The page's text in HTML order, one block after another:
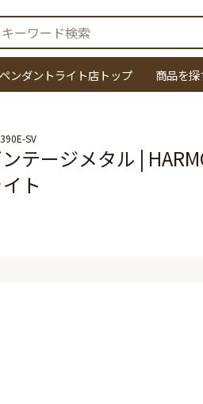
ペンダントライト店トップ 商品を探
SV
テージメタル |
ト